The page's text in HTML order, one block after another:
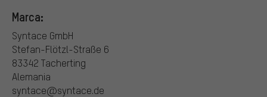
Marca:
Syntace GmbH
Stefan-Flötzl-Straße 6
83342 Tacherting
Alemania
syntace@syntace.de